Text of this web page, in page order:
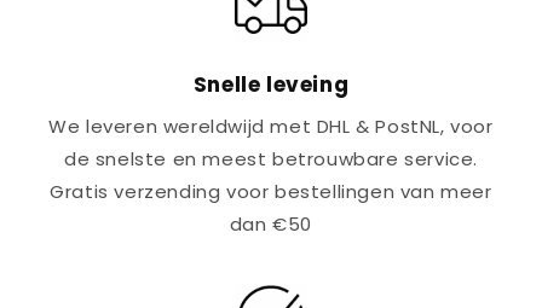
Snelle leveing
We leveren wereldwijd met DHL & PostNL, voor
de snelste en meest betrouwbare service.
Gratis verzending voor bestellingen van meer
dan €50